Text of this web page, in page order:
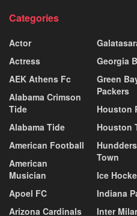
Categories
Actor
Actress
AEK Athens Fc
Alabama Crimson
Tide
Alabama Tide
American Football
American
Musician
Apoel FC
Arizona Cardinals
Georgia
Green
Packers
Houston
Houston
Town
Ice
Indiana
Inter